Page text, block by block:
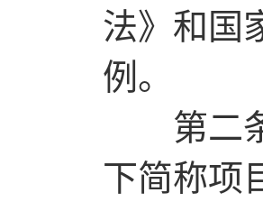
法》和国
例。
第二条
下简称项